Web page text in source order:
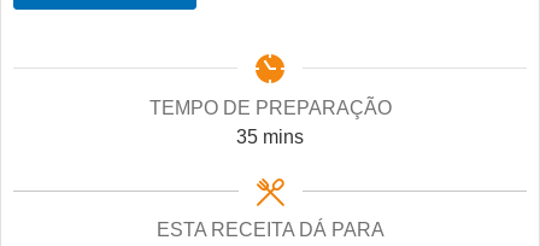
TEMPO DE PREPARAÇÃO
35minutes
mins
ESTA RECEITA DÁ PARA